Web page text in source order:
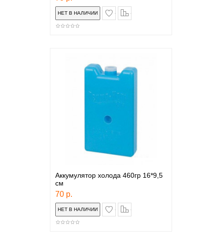
в закладки
Аккумулятор холода 460гр 16*9,5
см
70 р.
в закладки